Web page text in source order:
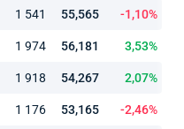
1 541 55,565 -1,10%
1 974 56,181 3,53%
1 918 54,267 2,07%
1 176 53,165 -2,46%